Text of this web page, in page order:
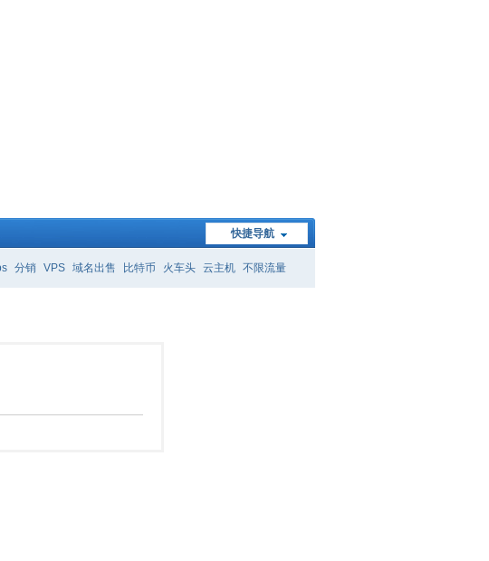
快捷导航
分销 VPS 域名出售 比特币 火车头 云主机 不限流量